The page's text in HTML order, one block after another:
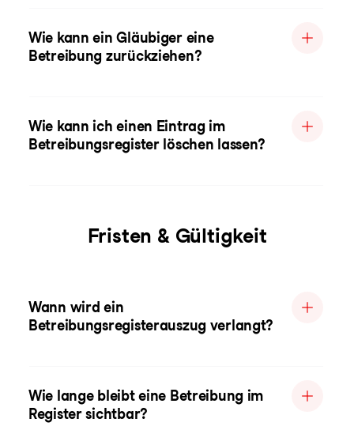
Wie kann ein Gläubiger eine
Betreibung zurückziehen?
Wie kann ich einen Eintrag im
Betreibungsregister löschen lassen?
Fristen & Gültigkeit
Wann wird ein
Betreibungsregisterauszug verlangt?
Wie lange bleibt eine Betreibung im
Register sichtbar?